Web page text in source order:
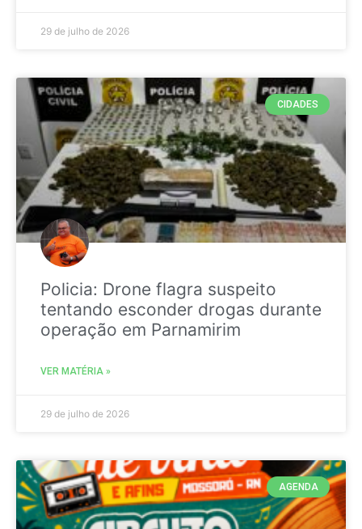
29 de julho de 2026
CIDADES
Policia: Drone flagra suspeito
tentando esconder drogas durante
operação em Parnamirim
VER MATÉRIA »
29 de julho de 2026
AGENDA